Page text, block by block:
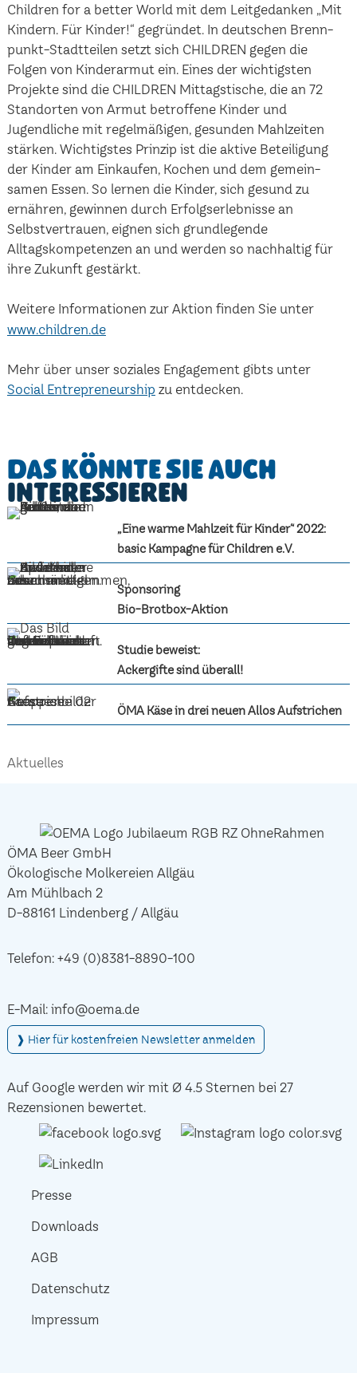
Children for a better World mit dem Leitgedanken „Mit
Kindern. Für Kinder!“ gegründet. In deutschen Brenn-
punkt-Stadtteilen setzt sich CHILDREN gegen die
Folgen von Kinderarmut ein. Eines der wichtigsten
Projekte sind die CHILDREN Mittagstische, die an 72
Standorten von Armut betroffene Kinder und
Jugendliche mit regelmäßigen, gesunden Mahlzeiten
stärken. Wichtigstes Prinzip ist die aktive Beteiligung
der Kinder am Einkaufen, Kochen und dem gemein-
samen Essen. So lernen die Kinder, sich gesund zu
ernähren, gewinnen durch Erfolgserlebnisse an
Selbstvertrauen, eignen sich grundlegende
Alltagskompetenzen an und werden so nachhaltig für
ihre Zukunft gestärkt.
Weitere Informationen zur Aktion finden Sie unter
www.children.de
Mehr über unser soziales Engagement gibts unter
Social Entrepreneurship zu entdecken.
Das könnte Sie auch
interessieren
„Eine warme Mahlzeit für Kinder“ 2022:
basic Kampagne für Children e.V.
Sponsoring
Bio-Brotbox-Aktion
Studie beweist:
Ackergifte sind überall!
ÖMA Käse in drei neuen Allos Aufstrichen
Aktuelles
ÖMA Beer GmbH
Ökologische Molkereien Allgäu
Am Mühlbach 2
D-88161 Lindenberg / Allgäu
Telefon: +49 (0)8381-8890-100
E-Mail: info@oema.de
❱ Hier für kostenfreien Newsletter anmelden
Auf Google werden wir mit Ø 4.5 Sternen bei 27
Rezensionen bewertet.
Presse
Downloads
AGB
Datenschutz
Impressum